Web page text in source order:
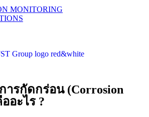
MONITORING
ารกัดกร่อน (Corrosion
อะไร ?